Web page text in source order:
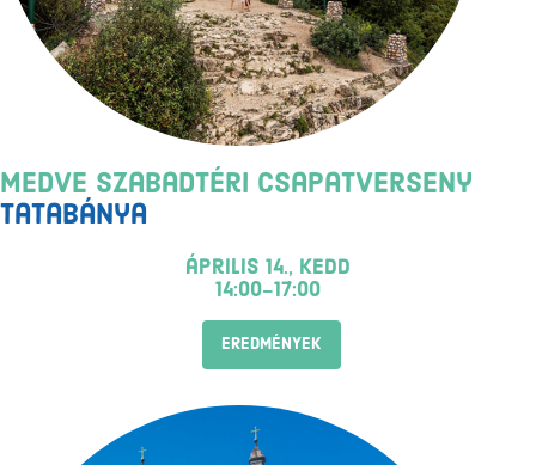
Medve Szabadtéri Csapatverseny
Tatabánya
április 14., kedd
14:00-17:00
EREDMÉNYEK